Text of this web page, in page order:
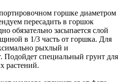
горшке диаметром
пересадить в горшок
обязательно засыпается слой
в 1/3 часть от горшка. Для
рыхлый и
Подойдет специальный грунт для
растений.